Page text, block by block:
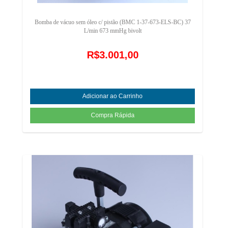
Bomba de vácuo sem óleo c/ pistão (BMC 1-37-673-ELS-BC) 37
L/min 673 mmHg bivolt
R$3.001,00